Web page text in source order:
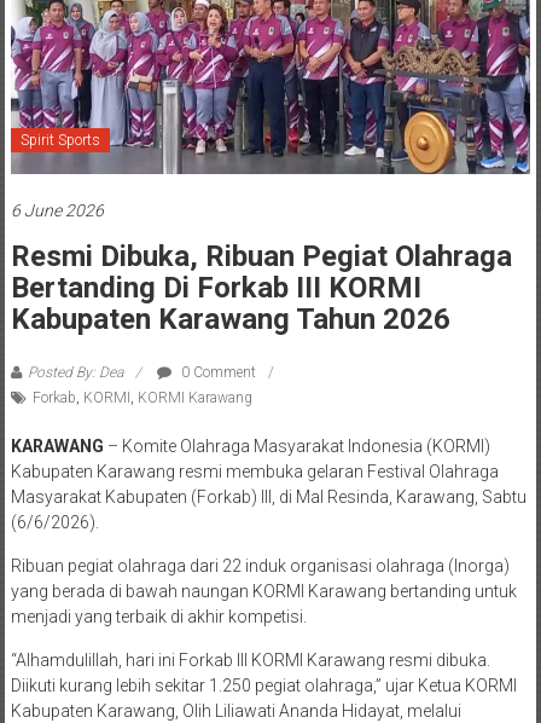
Spirit Sports
6 June 2026
Resmi Dibuka, Ribuan Pegiat Olahraga
Bertanding Di Forkab III KORMI
Kabupaten Karawang Tahun 2026
Posted By: Dea
0 Comment
Forkab, KORMI , KORMI Karawang
KARAWANG – Komite Olahraga Masyarakat Indonesia (KORMI)
Kabupaten Karawang resmi membuka gelaran Festival Olahraga
Masyarakat Kabupaten (Forkab) III, di Mal Resinda, Karawang, Sabtu
(6/6/2026).
Ribuan pegiat olahraga dari 22 induk organisasi olahraga (Inorga)
yang berada di bawah naungan KORMI Karawang bertanding untuk
menjadi yang terbaik di akhir kompetisi.
“Alhamdulillah, hari ini Forkab III KORMI Karawang resmi dibuka.
Diikuti kurang lebih sekitar 1.250 pegiat olahraga,” ujar Ketua KORMI
Kabupaten Karawang, Olih Liliawati Ananda Hidayat, melalui